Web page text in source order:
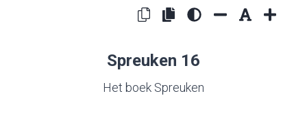
Spreuken 16
Het boek Spreuken